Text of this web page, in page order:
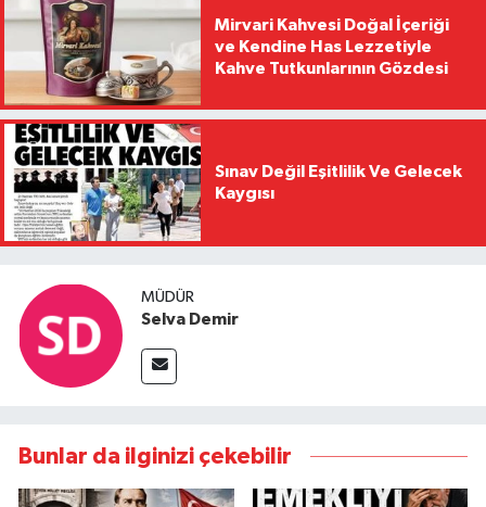
Mirvari Kahvesi Doğal İçeriği
ve Kendine Has Lezzetiyle
Kahve Tutkunlarının Gözdesi
Sınav Değil Eşitlilik Ve Gelecek
Kaygısı
MÜDÜR
Selva Demir
Bunlar da ilginizi çekebilir